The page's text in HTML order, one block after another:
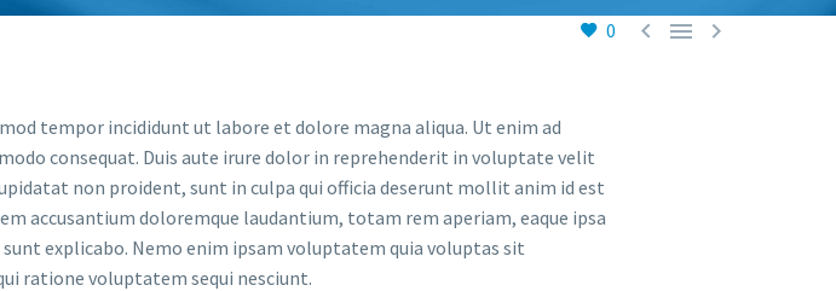
0   
tempor incididunt ut labore et dolore magna aliqua. Ut enim ad
consequat. Duis aute irure dolor in reprehenderit in voluptate velit
non proident, sunt in culpa qui officia deserunt mollit anim id est
accusantium doloremque laudantium, totam rem aperiam, eaque ipsa
explicabo. Nemo enim ipsam voluptatem quia voluptas sit
ratione voluptatem sequi nesciunt.